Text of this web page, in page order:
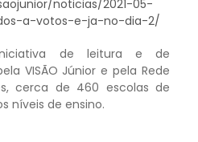
noticias/2021-05-
a-votos-e-ja-no-dia-2/
de leitura e de
VISÃO Júnior e pela Rede
cerca de 460 escolas de
níveis de ensino.